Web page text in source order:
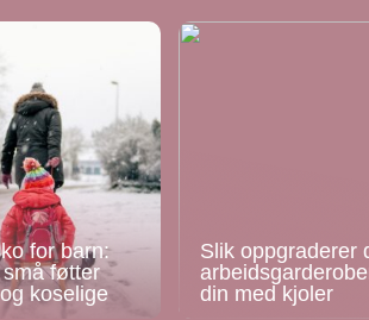
for barn:
føtter
koselige
Slik oppgraderer
din med kjoler